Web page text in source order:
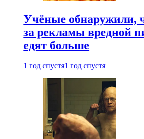
Учёные обнаружили,
за рекламы вредной
едят больше
1 год спустя1 год спустя